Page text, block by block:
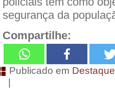
segurança da
Compartilhe:
Publicado em
|